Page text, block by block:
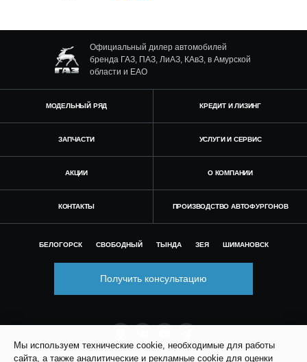
Официальный дилер автомобилей
бренда ГАЗ, ПАЗ, ЛиАЗ, КАвЗ, в Амурской
области и ЕАО
МОДЕЛЬНЫЙ РЯД КРЕДИТ И ЛИЗИНГ
ЗАПЧАСТИ УСЛУГИ И СЕРВИС
АКЦИИ О КОМПАНИИ
КОНТАКТЫ ПРОИЗВОДСТВО АВТОФУРГОНОВ
БЕЛОГОРСК СВОБОДНЫЙ ТЫНДА ЗЕЯ ШИМАНОВСК
Получить консультацию
Мы используем технические cookie, необходимые для работы
сайта, а также аналитические и рекламные cookie для оценки